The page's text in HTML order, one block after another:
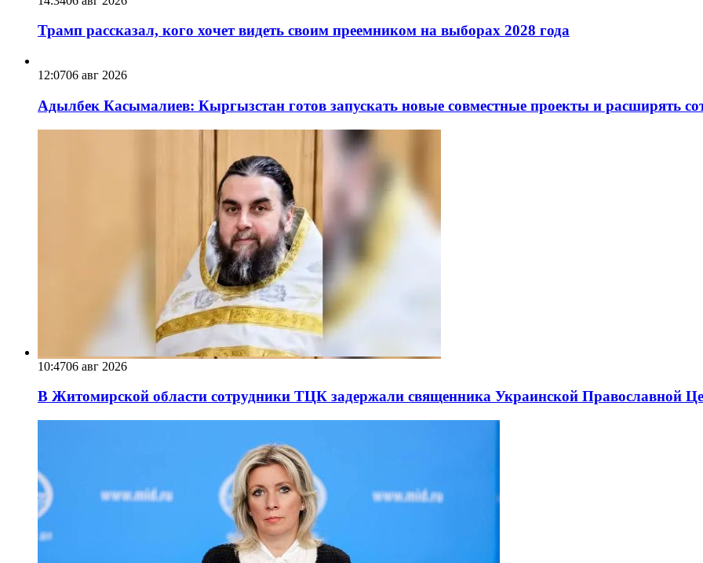
Трамп рассказал, кого хочет видеть своим преемником на выборах 2028 года
12:0706 авг 2026
Адылбек Касымалиев: Кыргызстан готов запускать новые совместные проекты и расширять
10:4706 авг 2026
В Житомирской области сотрудники ТЦК задержали священника Украинской Православной